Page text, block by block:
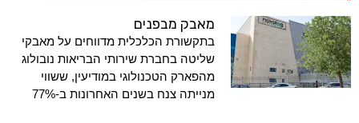
מאבק מבפנים
בתקשורת הכלכלית מדווחים על מאבקי
שליטה בחברת שירותי הבריאות נובולוג
מהפארק הטכנולוגי במודיעין, ששווי
מנייתה צנח בשנים האחרונות ב-77%